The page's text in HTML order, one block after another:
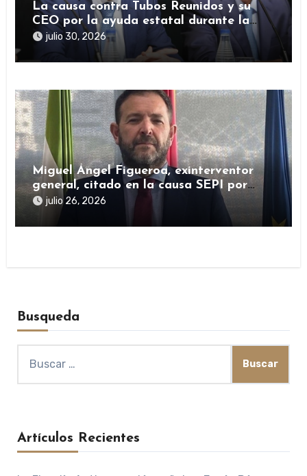
La causa contra Tubos Reunidos y su
CEO por la ayuda estatal durante la
pandemia sigue abierta
julio 30, 2026
Miguel Ángel Figueroa, exinterventor
general, citado en la causa SEPI por
presuntas irregularidades en ayudas
julio 26, 2026
Busqueda
Artículos Recientes